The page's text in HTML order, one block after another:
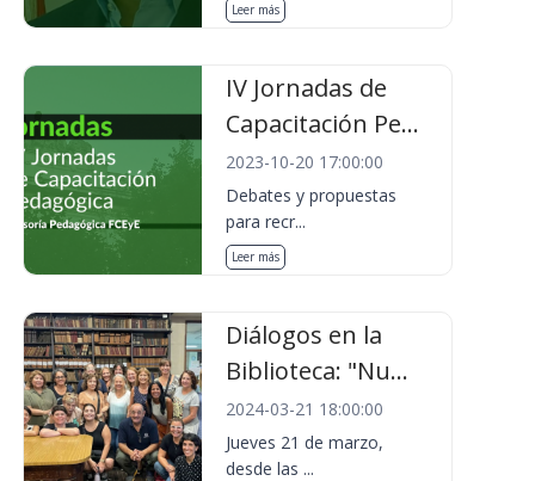
Leer más
IV Jornadas de
Capacitación Pe...
2023-10-20 17:00:00
Debates y propuestas
para recr...
Leer más
Diálogos en la
Biblioteca: "Nu...
2024-03-21 18:00:00
Jueves 21 de marzo,
desde las ...